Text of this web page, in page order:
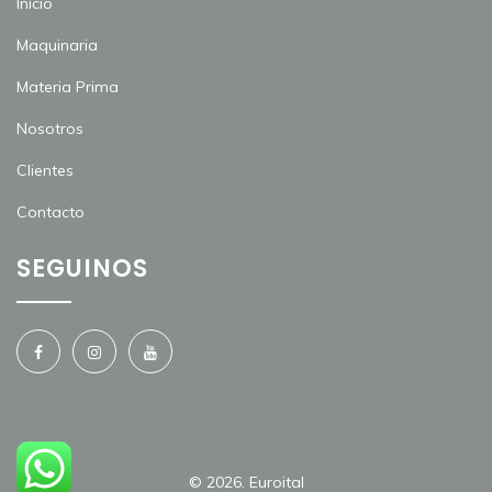
Maquinaria
Materia Prima
Nosotros
Clientes
Contacto
SEGUINOS
© 2026. Euroital